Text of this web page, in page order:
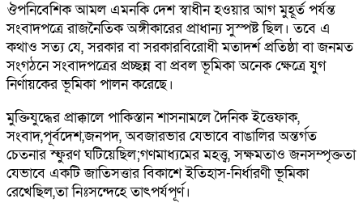
ঔপনিবেশিক আমল এমনকি দেশ স্বাধীন হওয়ার আগ মুহূর্ত পর্যন্ত
সংবাদপত্রে রাজনৈতিক অঙ্গীকারের প্রাধান্য সুস্পষ্ট ছিল। তবে এ
কথাও সত্য যে, সরকার বা সরকারবিরোধী মতাদর্শ প্রতিষ্ঠা বা জনমত
সংগঠনে সংবাদপত্রের প্রচ্ছন্ন বা প্রবল ভূমিকা অনেক ক্ষেত্রে যুগ
নির্ণায়কের ভূমিকা পালন করেছে।
মুক্তিযুদ্ধের প্রাক্কালে পাকিস্তান শাসনামলে দৈনিক ইত্তেফাক,
সংবাদ,পূর্বদেশ,জনপদ, অবজারভার যেভাবে বাঙালির অন্তর্গত
চেতনার স্ফুরণ ঘটিয়েছিল;গণমাধ্যমের মহত্ত্ব, সক্ষমতাও জনসম্পৃক্ততা
যেভাবে একটি জাতিসত্তার বিকাশে ইতিহাস-নির্ধারণী ভূমিকা
রেখেছিল,তা নিঃসন্দেহে তাৎপর্যপূর্ণ।